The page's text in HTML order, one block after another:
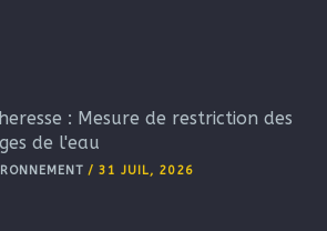
: Mesure de restriction des
de l'eau
/ 31 JUIL, 2026